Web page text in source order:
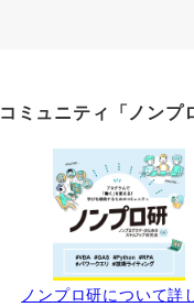
コミュニティ「ノンプ
ノンプロ研について詳